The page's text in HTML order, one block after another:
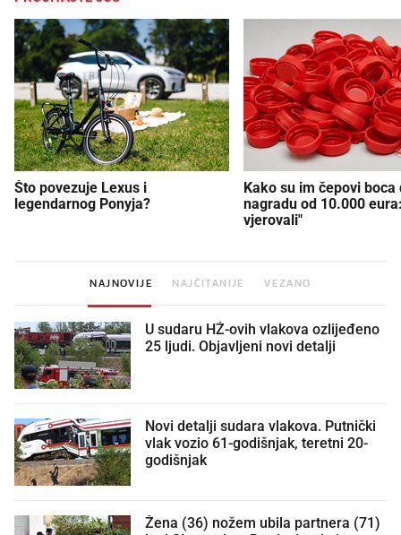
Što povezuje Lexus i
legendarnog Ponyja?
Kako su im čepovi boca
nagradu od 10.000
vjerovali"
NAJNOVIJE NAJČITANIJE VEZANO
U sudaru HŽ-ovih vlakova ozlijeđeno
25 ljudi. Objavljeni novi detalji
Novi detalji sudara vlakova. Putnički
vlak vozio 61-godišnjak, teretni 20-
godišnjak
Žena (36) nožem ubila partnera (71)